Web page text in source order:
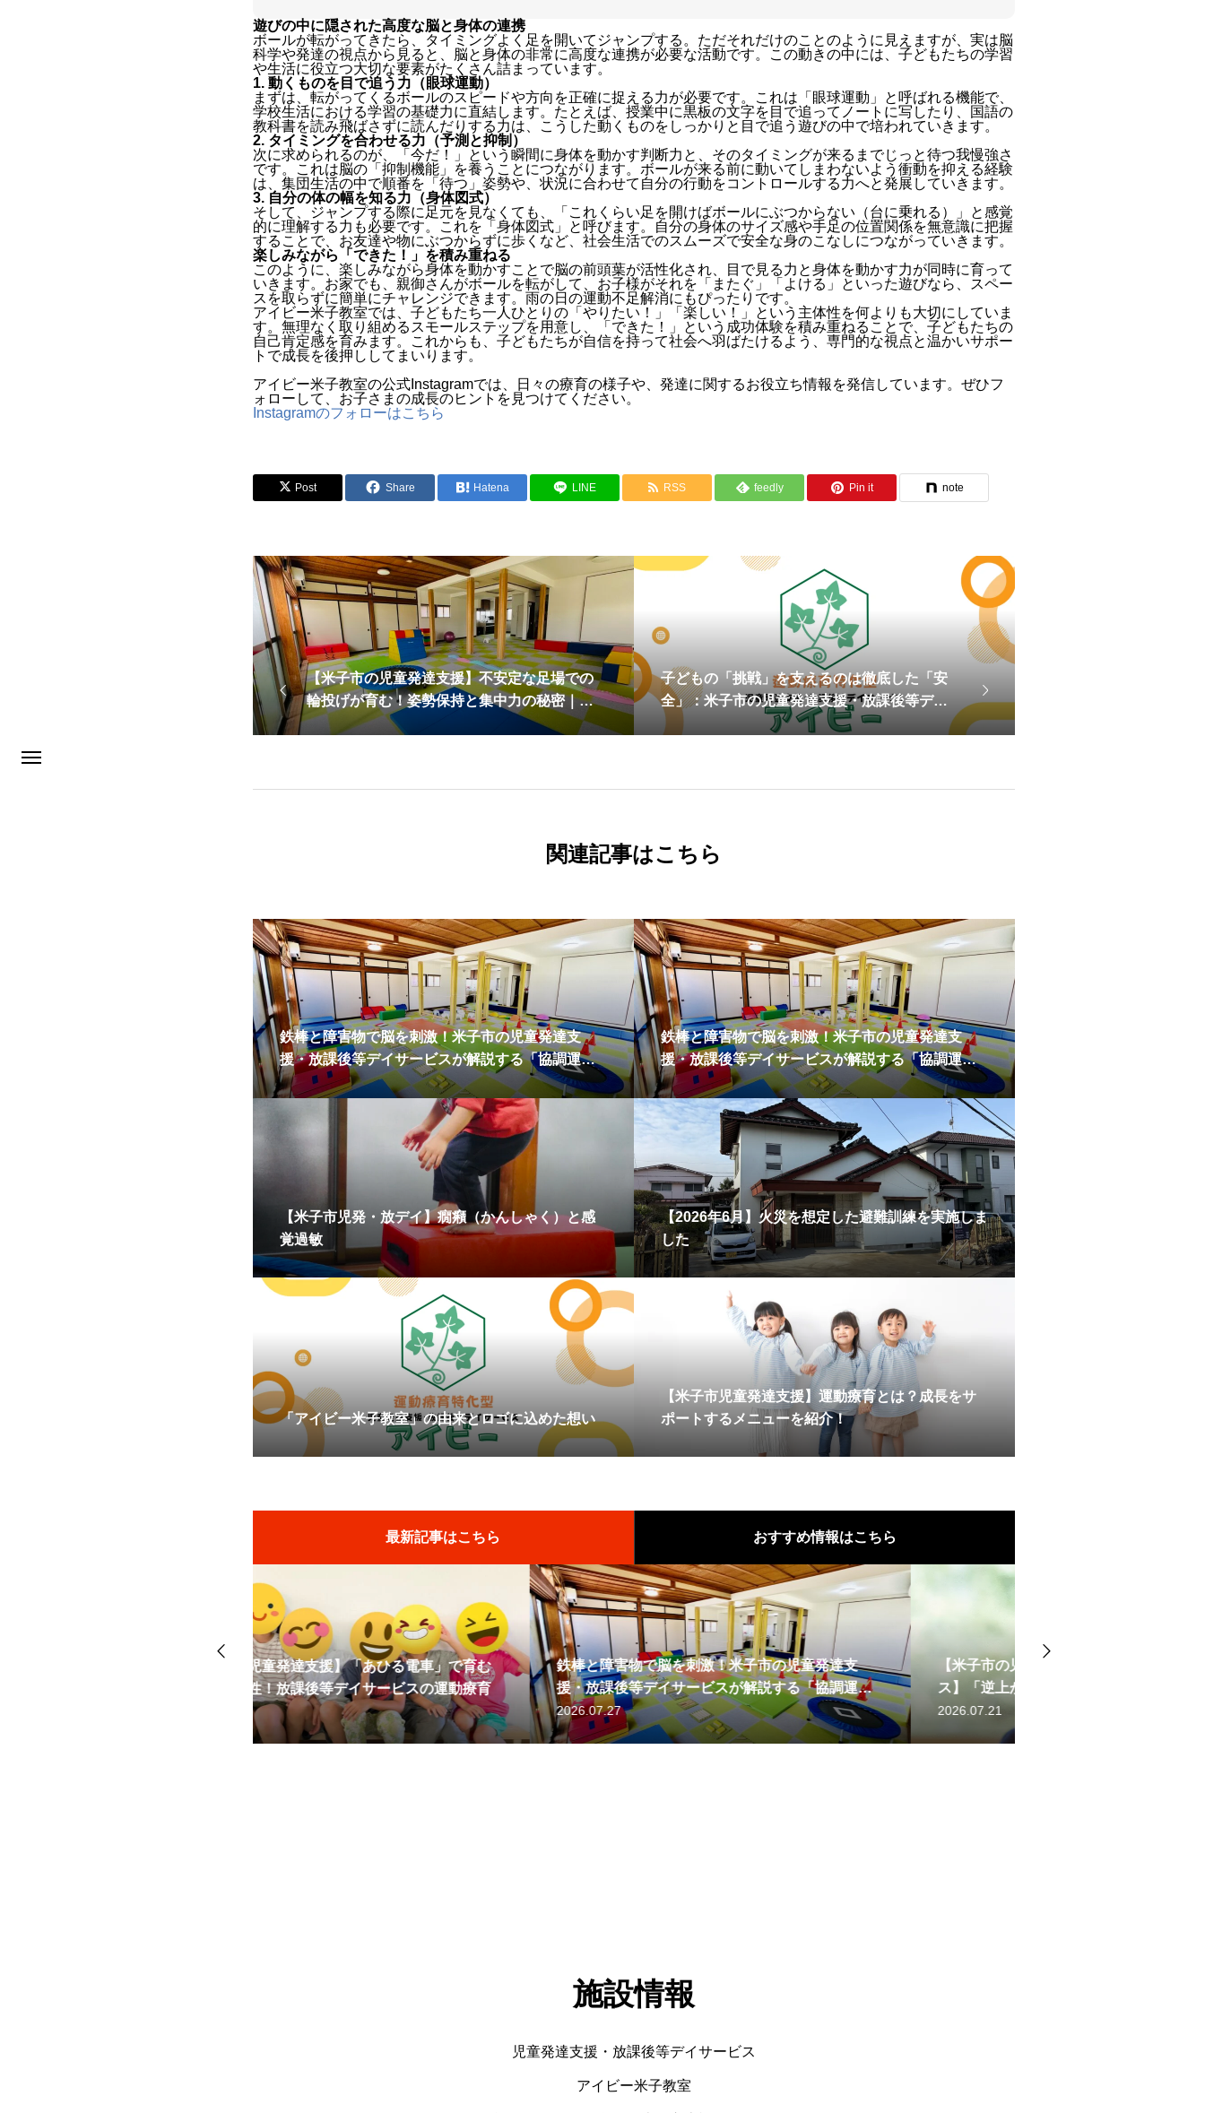
遊びの中に隠された高度な脳と身体の連携
ボールが転がってきたら、タイミングよく足を開いてジャンプする。ただそれだけのことのように見えますが、実は脳
科学や発達の視点から見ると、脳と身体の非常に高度な連携が必要な活動です。この動きの中には、子どもたちの学習
や生活に役立つ大切な要素がたくさん詰まっています。
1. 動くものを目で追う力（眼球運動）
まずは、転がってくるボールのスピードや方向を正確に捉える力が必要です。これは「眼球運動」と呼ばれる機能で、
学校生活における学習の基礎力に直結します。たとえば、授業中に黒板の文字を目で追ってノートに写したり、国語の
教科書を読み飛ばさずに読んだりする力は、こうした動くものをしっかりと目で追う遊びの中で培われていきます。
2. タイミングを合わせる力（予測と抑制）
次に求められるのが、「今だ！」という瞬間に身体を動かす判断力と、そのタイミングが来るまでじっと待つ我慢強さ
です。これは脳の「抑制機能」を養うことにつながります。ボールが来る前に動いてしまわないよう衝動を抑える経験
は、集団生活の中で順番を「待つ」姿勢や、状況に合わせて自分の行動をコントロールする力へと発展していきます。
3. 自分の体の幅を知る力（身体図式）
そして、ジャンプする際に足元を見なくても、「これくらい足を開けばボールにぶつからない（台に乗れる）」と感覚
的に理解する力も必要です。これを「身体図式」と呼びます。自分の身体のサイズ感や手足の位置関係を無意識に把握
することで、お友達や物にぶつからずに歩くなど、社会生活でのスムーズで安全な身のこなしにつながっていきます。
楽しみながら「できた！」を積み重ねる
このように、楽しみながら身体を動かすことで脳の前頭葉が活性化され、目で見る力と身体を動かす力が同時に育って
いきます。お家でも、親御さんがボールを転がして、お子様がそれを「またぐ」「よける」といった遊びなら、スペー
スを取らずに簡単にチャレンジできます。雨の日の運動不足解消にもぴったりです。
アイビー米子教室では、子どもたち一人ひとりの「やりたい！」「楽しい！」という主体性を何よりも大切にしていま
す。無理なく取り組めるスモールステップを用意し、「できた！」という成功体験を積み重ねることで、子どもたちの
自己肯定感を育みます。これからも、子どもたちが自信を持って社会へ羽ばたけるよう、専門的な視点と温かいサポー
トで成長を後押ししてまいります。
アイビー米子教室の公式Instagramでは、日々の療育の様子や、発達に関するお役立ち情報を発信しています。ぜひフ
ォローして、お子さまの成長のヒントを見つけてください。
Instagramのフォローはこちら
Post Share Hatena LINE RSS feedly Pin it note
【米子市の児童発達支援】不安定な足場での
輪投げが育む！姿勢保持と集中力の秘密｜放
課後等デイサービス アイビー
子どもの「挑戦」を支えるのは徹底した「安
全」：米子市の児童発達支援・放課後等デイ
サービス「アイビー」2026年度年間研修計画
関連記事はこちら
鉄棒と障害物で脳を刺激！米子市の児童発達支
援・放課後等デイサービスが解説する「協調運
動」と「空間認識能力」の秘密
鉄棒と障害物で脳を刺激！米子市の児童発達支
援・放課後等デイサービスが解説する「協調運
動」と「空間認識能力」の秘密
【米子市児発・放デイ】癇癪（かんしゃく）と感
覚過敏
【2026年6月】火災を想定した避難訓練を実施しま
した
「アイビー米子教室」の由来とロゴに込めた想い
【米子市児童発達支援】運動療育とは？成長をサ
ポートするメニューを紹介！
最新記事はこちら おすすめ情報はこちら
鉄棒と障害物で脳を刺激！米子市の児童発達支
援・放課後等デイサービスが解説する「協調運
動」と「空間認識能力」の秘密
2026.07.27
【米子市の児童発達支援・放課後等デイサービ
ス】「逆上がり」の挑戦が子どもの自己肯定感を
育む理由
2026.07.21
【第3弾】スタッフ紹介を公開しました！
2025.10.01
【第4弾】スタッフ紹介を公開しました！
2026.02.10
施設情報
児童発達支援・放課後等デイサービス
アイビー米子教室